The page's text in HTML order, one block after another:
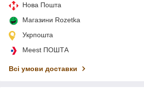
Нова Пошта
Магазини Rozetka
Укрпошта
Meest ПОШТА
Всі умови доставки